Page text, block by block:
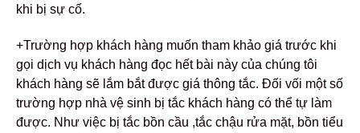
khi bị sự cố.
+Trường hợp khách hàng muốn tham khảo giá trước khi
gọi dịch vụ khách hàng đọc hết bài này của chúng tôi
khách hàng sẽ lắm bắt được giá thông tắc. Đối vối một số
trường hợp nhà vệ sinh bị tắc khách hàng có thể tự làm
được. Như việc bị tắc bồn cầu ,tắc chậu rửa mặt, bồn tiểu